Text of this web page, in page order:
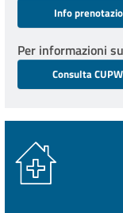
Info
Per informazioni
Consulta